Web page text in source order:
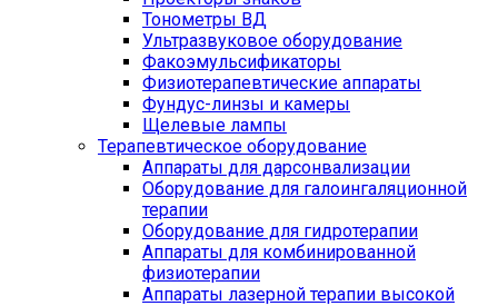
Тонометры ВД
Ультразвуковое оборудование
Факоэмульсификаторы
Физиотерапевтические аппараты
Фундус-линзы и камеры
Щелевые лампы
Терапевтическое оборудование
Аппараты для дарсонвализации
Оборудование для галоингаляционной
терапии
Оборудование для гидротерапии
Аппараты для комбинированной
физиотерапии
Аппараты лазерной терапии высокой